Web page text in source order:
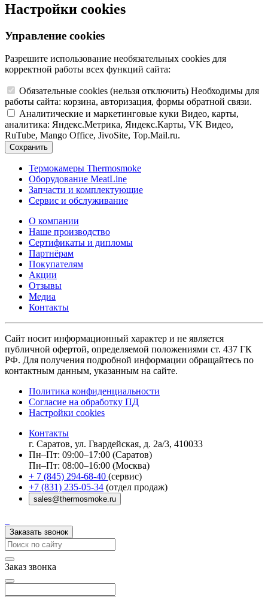
Настройки cookies
Управление cookies
Разрешите использование необязательных cookies для
корректной работы всех функций сайта:
Обязательные cookies (нельзя отключить) Необходимы для
работы сайта: корзина, авторизация, формы обратной связи.
Аналитические и маркетинговые куки Видео, карты,
аналитика: Яндекс.Метрика, Яндекс.Карты, VK Видео,
RuTube, Mango Office, JivoSite, Top.Mail.ru.
Сохранить
Термокамеры Thermosmoke
Оборудование MeatLine
Запчасти и комплектующие
Сервис и обслуживание
О компании
Наше производство
Сертификаты и дипломы
Партнёрам
Покупателям
Акции
Отзывы
Медиа
Контакты
Сайт носит информационный характер и не является
публичной офертой, определяемой положениями ст. 437 ГК
РФ. Для получения подробной информации обращайтесь по
контактным данным, указанным на сайте.
Политика конфиденциальности
Согласие на обработку ПД
Настройки cookies
Контакты
г. Саратов, ул. Гвардейская, д. 2а/3, 410033
Пн–Пт: 09:00–17:00 (Саратов)
Пн–Пт: 08:00–16:00 (Москва)
+ 7 (845) 294-68-40 (сервис)
+7 (831) 235-05-34 (отдел продаж)
sales@thermosmoke.ru
Заказать звонок
Заказ звонка